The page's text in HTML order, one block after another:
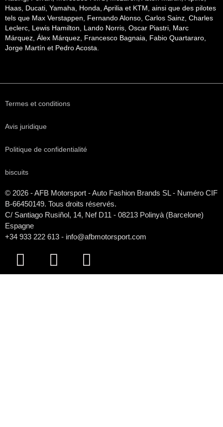
Haas, Ducati, Yamaha, Honda, Aprilia et KTM, ainsi que des pilotes
tels que Max Verstappen, Fernando Alonso, Carlos Sainz, Charles
Leclerc, Lewis Hamilton, Lando Norris, Oscar Piastri, Marc
Márquez, Álex Márquez, Francesco Bagnaia, Fabio Quartararo,
Jorge Martín et Pedro Acosta.
Termes et conditions
Avis juridique
Politique de confidentialité
biscuits
© 2026 - AFB Motorsport - Auto Fashion Brands SL- Numéro CIF
B-66450149. Tous droits réservés.
C/ Santiago Rusiñol, 14, Nef D11 - 08213 Polinyà (Barcelone)
Espagne
+34 933 222 613 - info@afbmotorsport.com